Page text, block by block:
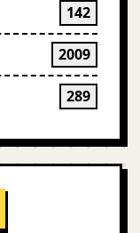
142
2009
289